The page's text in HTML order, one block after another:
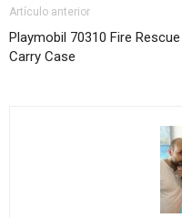
Artículo anterior
Playmobil 70310 Fire Rescue
Carry Case